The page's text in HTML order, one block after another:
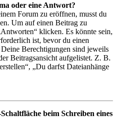
oder eine Antwort?
Forum zu eröffnen, musst du
Um auf einen Beitrag zu
klicken. Es könnte sein,
ist, bevor du einen
Berechtigungen sind jeweils
Beitragsansicht aufgelistet. Z. B.
„Du darfst Dateianhänge
beim Schreiben eines